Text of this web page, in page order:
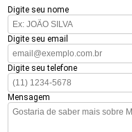
Digite seu nome
Digite seu email
Digite seu telefone
Mensagem